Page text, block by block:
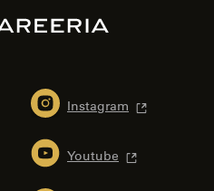
Instagram
Youtube